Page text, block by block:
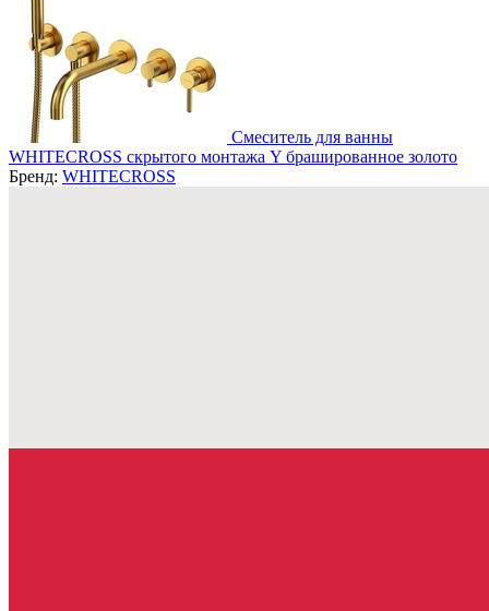
Смеситель для ванны
WHITECROSS скрытого монтажа Y брашированное золото
Бренд: WHITECROSS